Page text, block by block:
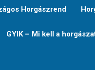
Horgászrend
GYIK – Mi kell a